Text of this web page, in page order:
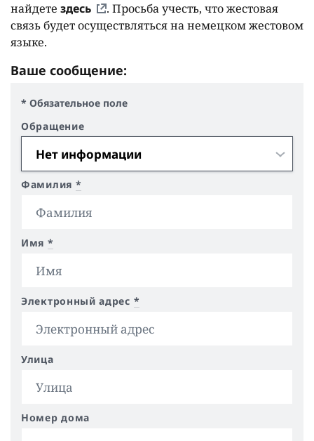
найдете здесь
. Просьба учесть, что жестовая
связь будет осуществляться на немецком жестовом
языке.
Ваше сообщение:
* Обязательное поле
Обращение
Фамилия *
Имя *
Электронный адрес *
Улица
Номер дома